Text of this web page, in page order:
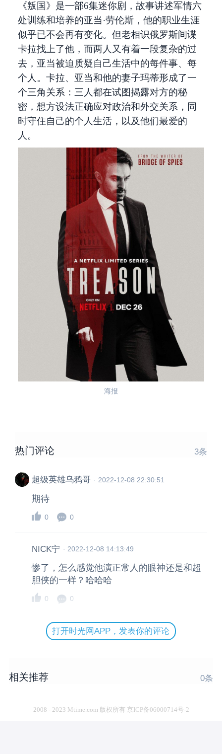
《叛国》是一部6集迷你剧，故事讲述军情六
处训练和培养的亚当·劳伦斯，他的职业生涯
似乎已不会再有变化。但老相识俄罗斯间谍
卡拉找上了他，而两人又有着一段复杂的过
去，亚当被迫质疑自己生活中的每件事、每
个人。卡拉、亚当和他的妻子玛蒂形成了一
个三角关系：三人都在试图揭露对方的秘
密，想方设法正确应对政治和外交关系，同
时守住自己的个人生活，以及他们最爱的
人。
海报
热门评论 3条
超级英雄乌鸦哥 · 2022-12-08 22:30:51
期待
0 0
NICK宁 · 2022-12-08 14:13:49
惨了，怎么感觉他演正常人的眼神还是和超
胆侠的一样？哈哈哈
0 0
打开时光网APP，发表你的评论
相关推荐 0条
2008 - 2023 Mtime.com 版权所有 京ICP备06000714号-2